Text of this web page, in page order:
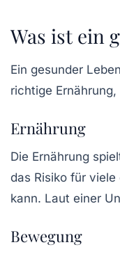
Was ist ein
Ein gesunder
richtige Ernährung,
Ernährung
Die Ernährung
das Risiko für
kann. Laut einer
Bewegung